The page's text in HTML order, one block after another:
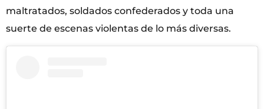
maltratados, soldados confederados y toda una
suerte de escenas violentas de lo más diversas.